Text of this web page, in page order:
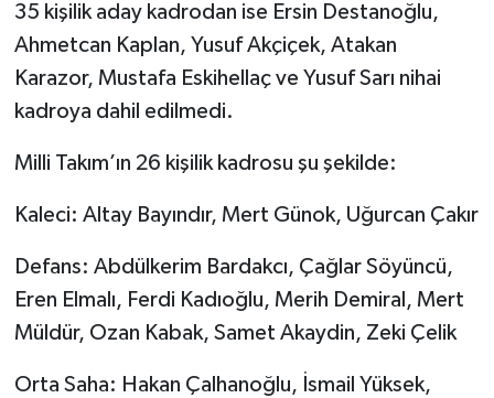
35 kişilik aday kadrodan ise Ersin Destanoğlu,
Ahmetcan Kaplan, Yusuf Akçiçek, Atakan
Karazor, Mustafa Eskihellaç ve Yusuf Sarı nihai
kadroya dahil edilmedi.
Milli Takım’ın 26 kişilik kadrosu şu şekilde:
Kaleci: Altay Bayındır, Mert Günok, Uğurcan Çakır
Defans: Abdülkerim Bardakcı, Çağlar Söyüncü,
Eren Elmalı, Ferdi Kadıoğlu, Merih Demiral, Mert
Müldür, Ozan Kabak, Samet Akaydin, Zeki Çelik
Orta Saha: Hakan Çalhanoğlu, İsmail Yüksek,